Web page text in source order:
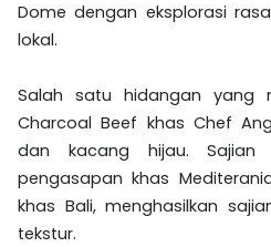
Dome dengan eksplorasi
lokal.
Salah satu hidangan yang
Charcoal Beef khas Chef
dan kacang hijau. Sajian
pengasapan khas
khas Bali, menghasilkan
tekstur.